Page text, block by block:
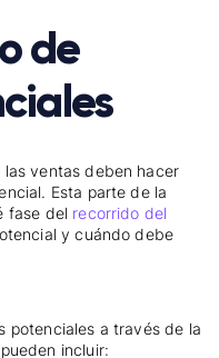
de
ventas deben hacer
Esta parte de la
fase del recorrido del
y cuándo debe
potenciales a través de la
incluir: